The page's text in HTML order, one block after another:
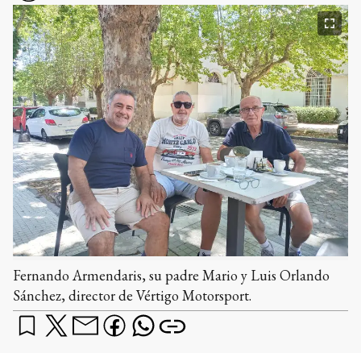
Fernando Armendaris, su padre Mario y Luis Orlando
Sánchez, director de Vértigo Motorsport.